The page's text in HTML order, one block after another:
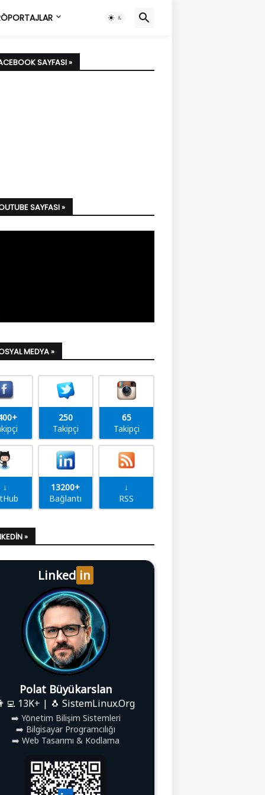
SAYFASI »
SAYFASI »
MEDYA »
250
Takipçi
65
Takipçi
↓
13200+
Bağlantı
↓
RSS
»
Linked in
Polat Büyükarslan
13K+ | 🐧 SistemLinux.Org
➡️ Yönetim Bilişim Sistemleri
➡️ Bilgisayar Programcılığı
➡️ Web Tasarımı & Kodlama